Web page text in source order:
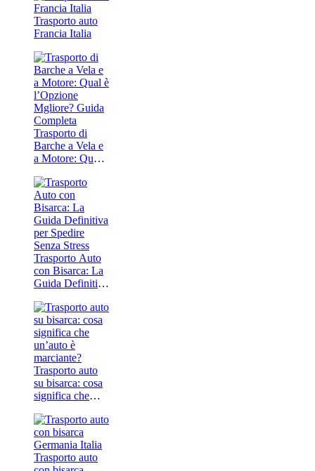
Trasporto auto
Francia Italia
Trasporto di
Barche a Vela e
a Motore: Qual è
Mgliore? Guida
Completa
Trasporto Auto
con Bisarca: La
Guida Definitiva
Senza Stress
Trasporto auto
su bisarca: cosa
significa che
marciante?
Trasporto auto